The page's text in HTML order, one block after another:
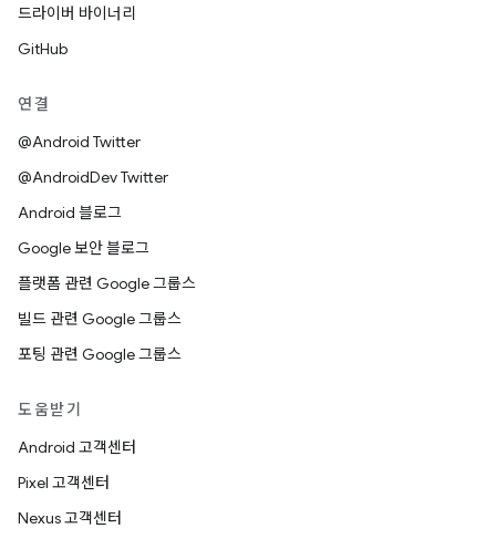
드라이버 바이너리
GitHub
연결
@Android Twitter
@AndroidDev Twitter
Android 블로그
Google 보안 블로그
플랫폼 관련 Google 그룹스
빌드 관련 Google 그룹스
포팅 관련 Google 그룹스
도움받기
Android 고객센터
Pixel 고객센터
Nexus 고객센터